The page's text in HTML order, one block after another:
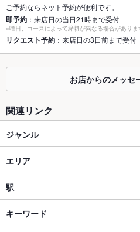
個室 なし ：70名様以上の人数
座敷 なし ：当店は全席テーブ
掘りごたつ なし ：各種ご宴会のご予
あり ：お一人様、大歓迎
ソファー
テラス席
なし ：テラスは御座い
宴会をお楽しみ下さい。
設備
Wi-Fi
ご予約ならネット予約が便利です。
即予約 ：来店日の当日21時まで受付
※曜日、コースによって締切が異なる場合がありま
リクエスト予約 ：来店日の3日前まで受付
お店からのメッセ
関連リンク
ジャンル
居酒屋
和風
品川･目黒･田町･浜松町･五反田 × 居
エリア
目黒
目黒 × 居酒屋
駅
目黒駅
キーワード